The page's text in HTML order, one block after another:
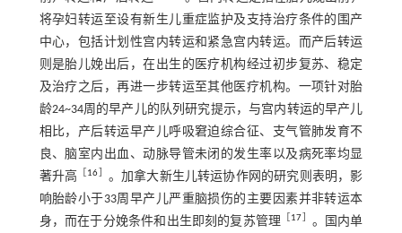
将孕妇转运至设有新生儿重症监护及支持治疗条件的围产
中心，包括计划性宫内转运和紧急宫内转运。而产后转运
则是胎儿娩出后，在出生的医疗机构经过初步复苏、稳定
及治疗之后，再进一步转运至其他医疗机构。一项针对胎
龄24~34周的早产儿的队列研究提示，与宫内转运的早产儿
相比，产后转运早产儿呼吸窘迫综合征、支气管肺发育不
良、脑室内出血、动脉导管未闭的发生率以及病死率均显
著升高
16
。加拿大新生儿转运协作网的研究则表明，影
响胎龄小于33周早产儿严重脑损伤的主要因素并非转运本
身，而在于分娩条件和出生即刻的复苏管理
17
。国内单